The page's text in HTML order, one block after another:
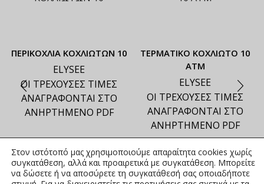
ΠΕΡΙΚΟΧΛΙΑ ΚΟΧΛΙΩΤΩΝ 10
ELYSEE
ΟΙ ΤΡΕΧΟΥΣΕΣ ΤΙΜΕΣ
ΑΝΑΓΡΑΦΟΝΤΑΙ ΣΤΟ
ΑΝΗΡΤΗΜΕΝΟ PDF
ΤΕΡΜΑΤΙΚΟ ΚΟΧΛΙΩΤΟ 10
ΑΤΜ
ELYSEE
ΟΙ ΤΡΕΧΟΥΣΕΣ ΤΙΜΕΣ
ΑΝΑΓΡΑΦΟΝΤΑΙ ΣΤΟ
ΑΝΗΡΤΗΜΕΝΟ PDF
Στον ιστότοπό μας χρησιμοποιούμε απαραίτητα cookies χωρίς
συγκατάθεση, αλλά και προαιρετικά με συγκατάθεση. Μπορείτε
να δώσετε ή να αποσύρετε τη συγκατάθεσή σας οποιαδήποτε